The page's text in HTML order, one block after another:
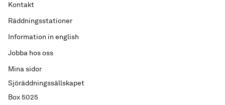
Sjöräddningssällskapet
Box 5025
Kontakt
Räddningsstationer
Information in english
Jobba hos oss
Mina sidor